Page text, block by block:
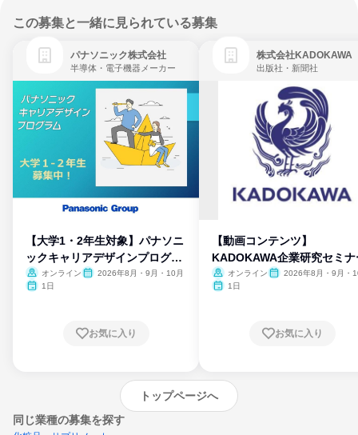
この募集と一緒に見られている募集
パナソニック株式会社
半導体・電子機器メーカー
【大学1・2年生対象】パナソニ
ックキャリアデザインプログラ
ム
オンライン
2026年8月・9月・10月
1日
お気に入り
株式会社KADOKAWA
出版社・新聞社
【動画コンテンツ】
KADOKAWA企業研究セミナ
オンライン
2026年8月・9月・
1日
お気に入り
トップページへ
同じ業種の募集を探す